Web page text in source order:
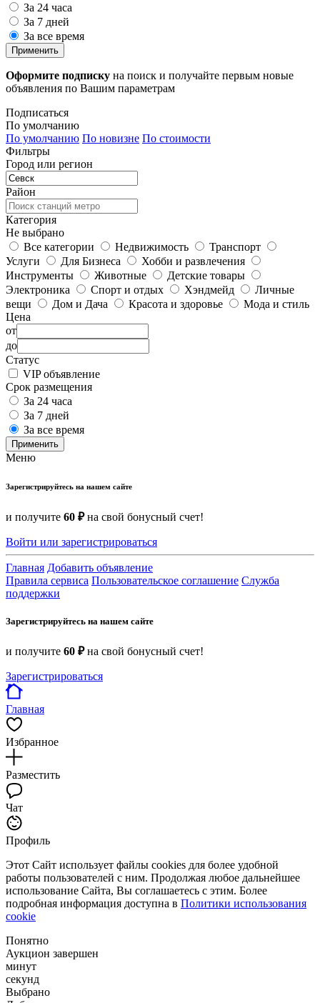
За 24 часа
За 7 дней
За все время
Применить
Оформите подписку на поиск и получайте первым новые
объявления по Вашим параметрам
Подписаться
По умолчанию
По умолчанию По новизне По стоимости
Фильтры
Город или регион
Район
Категория
Не выбрано
Все категории
Недвижимость
Транспорт
Услуги
Для Бизнеса
Хобби и развлечения
Инструменты
Животные
Детские товары
Электроника
Спорт и отдых Хэндмейд
Личные
вещи
Дом и Дача Красота и здоровье
Мода и стиль
Цена
от
до
Статус
VIP объявление
Срок размещения
За 24 часа
За 7 дней
За все время
Применить
Меню
Зарегистрируйтесь на нашем сайте
и получите 60 ₽на свой бонусный счет!
Войти или зарегистрироваться
Главная Добавить объявление
Правила сервиса Пользовательское соглашение Служба
поддержки
Зарегистрируйтесь на нашем сайте
и получите 60 ₽на свой бонусный счет!
Зарегистрироваться
Главная
Избранное
Разместить
Чат
Профиль
Этот Сайт использует файлы cookies для более удобной
работы пользователей с ним. Продолжая любое дальнейшее
использование Сайта, Вы соглашаетесь с этим. Более
подробная информация доступна в Политики использования
cookie
Понятно
Аукцион завершен
минут
секунд
Выбрано